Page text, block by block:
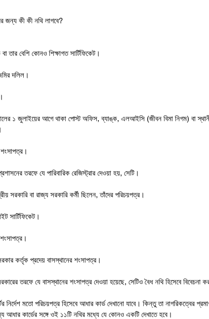
কী কী নথি লাগবে?
তার বেশি কোনও শিক্ষাগত সার্টিফিকেট।
দলিল।
১ জুলাইয়ের আগে থাকা পোস্ট অফিস, ব্যাঙ্ক, এলআইসি (জীবন বিমা নিগম) বা
তরফে যে পারিবারিক রেজিস্ট্রার দেওয়া হয়, সেটি।
সরকারি বা রাজ্য সরকারি কর্মী ছিলেন, তাঁদের পরিচয়পত্র।
সার্টিফিকেট।
কর্তৃক প্রদেয় বাসস্থানের শংসাপত্র।
তরফে যে বাসস্থানের শংসাপত্র দেওয়া হয়েছে, সেটিও বৈধ নথি হিসেবে বিবেচনা
নির্দেশ মতো পরিচয়পত্র হিসেবে আধার কার্ড দেখানো যাবে। কিন্তু তা নাগরিকত্বের
আধার কার্ডের সঙ্গে ওই ১১টি নথির মধ্যে যে কোনও একটি দেখাতে হবে।